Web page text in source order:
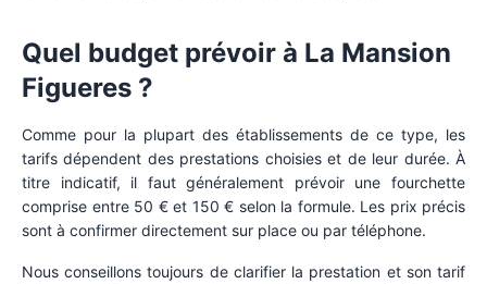
Quel budget prévoir à La Mansion
Figueres ?
Comme pour la plupart des établissements de ce type, les
tarifs dépendent des prestations choisies et de leur durée. À
titre indicatif, il faut généralement prévoir une fourchette
comprise entre 50 € et 150 € selon la formule. Les prix précis
sont à confirmer directement sur place ou par téléphone.
Nous conseillons toujours de clarifier la prestation et son tarif